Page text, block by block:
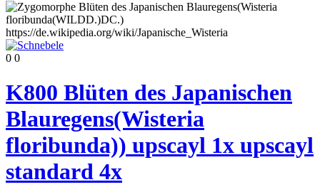
0 0
K800 Blüten des Japanischen
Blauregens(Wisteria
floribunda)) upscayl 1x upscayl
standard 4x